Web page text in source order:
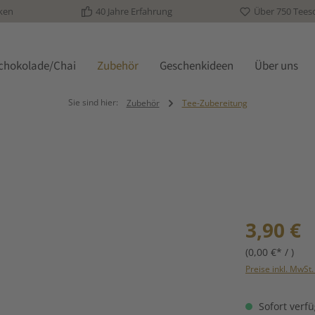
40 Jahre Erfahrung Über 750
Chai Zubehör Geschenkideen Über uns
Sie sind hier: Zubehör Tee-Zubereitung
Regulärer Preis:
3,90 €
(0,00 €* / )
Preise inkl.
Sofort